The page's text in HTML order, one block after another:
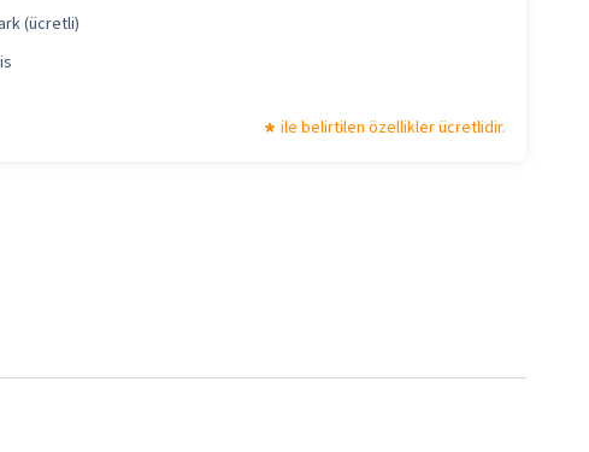
(ücretli)
ile belirtilen özellikler ücretlidir.